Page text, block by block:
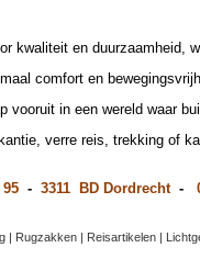
kwaliteit en duurzaamheid,
comfort en
vooruit in een wereld waar
verre reis, trekking of
- 3311 BD Dordrecht-
| Rugzakken | Reisartikelen |